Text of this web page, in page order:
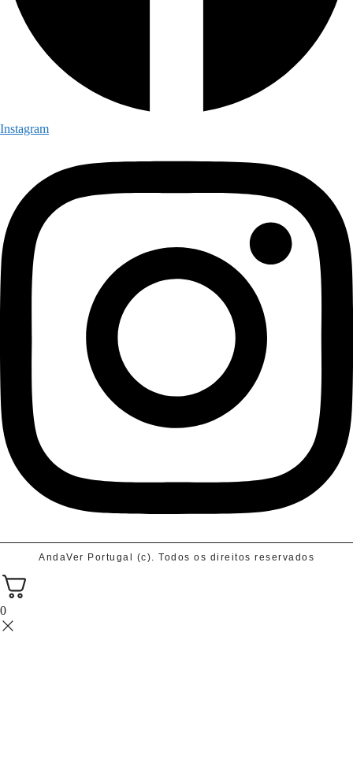
Instagram
AndaVer Portugal (c). Todos os direitos reservados
0